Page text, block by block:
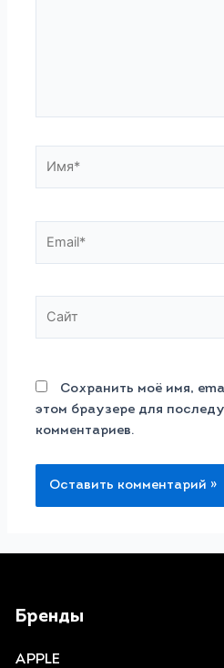
Сохранить моё имя,
этом браузере для
комментариев.
Бренды
APPLE